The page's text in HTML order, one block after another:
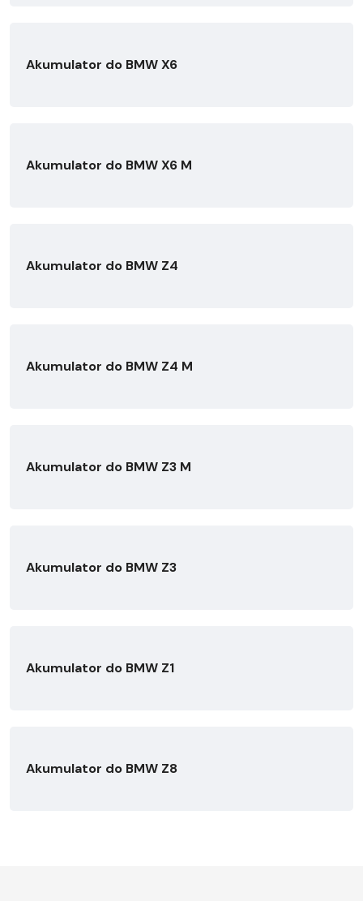
Akumulator do BMW X6
Akumulator do BMW X6 M
Akumulator do BMW Z4
Akumulator do BMW Z4 M
Akumulator do BMW Z3 M
Akumulator do BMW Z3
Akumulator do BMW Z1
Akumulator do BMW Z8